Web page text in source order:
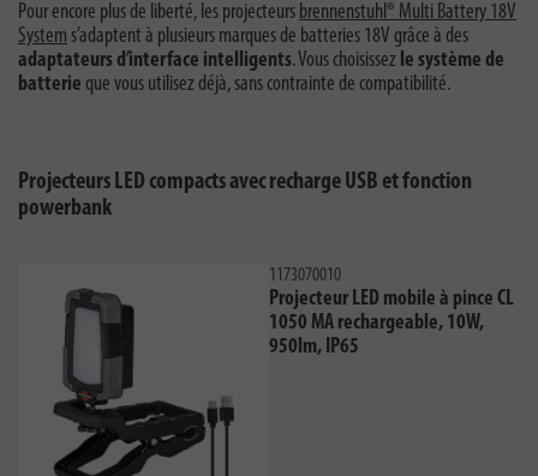
Pour encore plus de liberté, les projecteurs brennenstuhl® Multi Battery 18V
System s’adaptent à plusieurs marques de batteries 18V grâce à des
adaptateurs d’interface intelligents. Vous choisissez le système de
batterie que vous utilisez déjà, sans contrainte de compatibilité.
Projecteurs LED compacts avec recharge USB et fonction
powerbank
1173070010
Projecteur LED mobile à pince CL
1050 MA rechargeable, 10W,
950lm, IP65